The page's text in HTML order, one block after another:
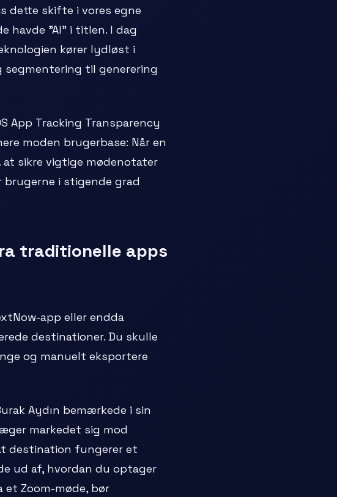
dette skifte i vores egne
havde "AI" i titlen. I dag
kører lydløst i
segmentering til generering
App Tracking Transparency
moden brugerbase: Når en
sikre vigtige mødenotater
i stigende grad
traditionelle apps
app eller endda
destinationer. Du skulle
og manuelt eksportere
Aydın bemærkede i sin
markedet sig mod
destination fungerer et
ud af, hvordan du optager
Zoom-møde, bør